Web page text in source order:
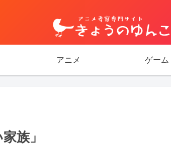
アニメ ゲーム
族」